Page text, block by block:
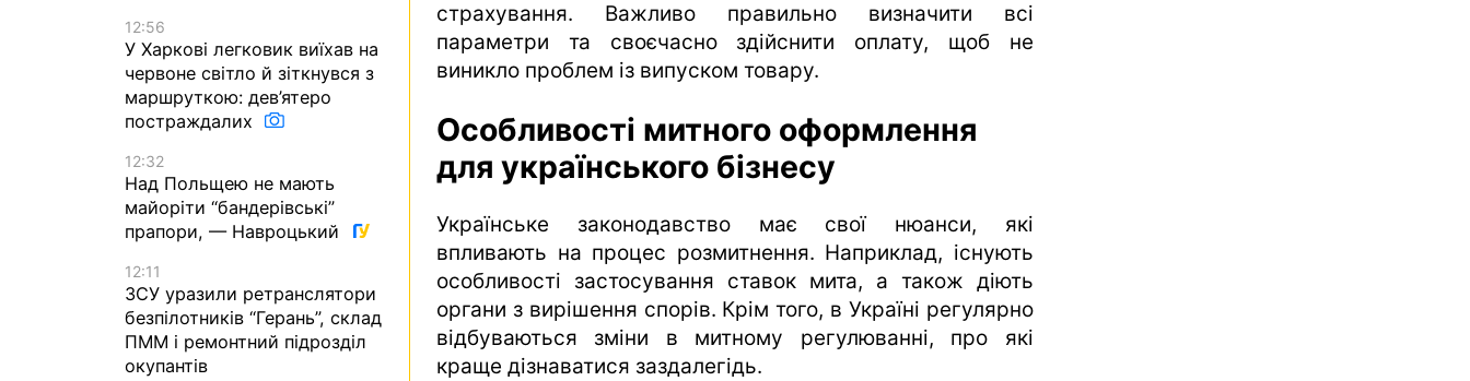
страхування. Важливо правильно визначити всі
параметри та своєчасно здійснити оплату, щоб не
виникло проблем із випуском товару.
Особливості митного оформлення
для українського бізнесу
Українське законодавство має свої нюанси, які
впливають на процес розмитнення. Наприклад, існують
особливості застосування ставок мита, а також діють
органи з вирішення спорів. Крім того, в Україні регулярно
відбуваються зміни в митному регулюванні, про які
краще дізнаватися заздалегідь.
12:56
У Харкові легковик виїхав на
червоне світло й зіткнувся з
маршруткою: дев’ятеро
постраждалих
12:32
Над Польщею не мають
майоріти “бандерівські”
прапори, — Навроцький
12:11
ЗСУ уразили ретранслятори
безпілотників “Герань”, склад
ПММ і ремонтний підрозділ
окупантів